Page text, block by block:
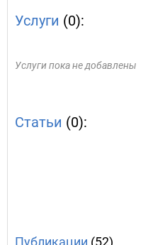
Услуги (0):
Услуги пока не добавлены
Статьи (0):
Публикации (52)